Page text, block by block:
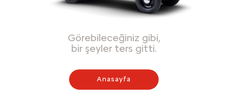
Görebileceğiniz gibi,
bir şeyler ters gitti.
Anasayfa